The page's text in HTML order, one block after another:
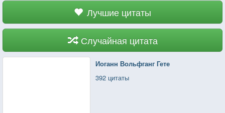
Лучшие цитаты
Случайная цитата
Иоганн Вольфганг Гете
392 цитаты